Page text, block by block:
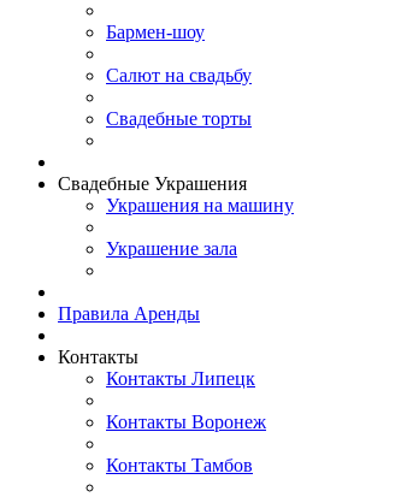
Бармен-шоу
Салют на свадьбу
Свадебные торты
Свадебные Украшения
Украшения на машину
Украшение зала
Правила Аренды
Контакты
Контакты Липецк
Контакты Воронеж
Контакты Тамбов